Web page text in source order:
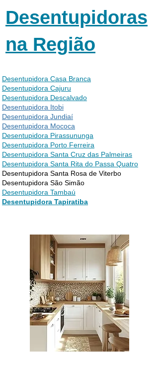
Desentupidoras
na Região
Desentupidora Casa Branca
Desentupidora Cajuru
Desentupidora Descalvado
Desentupidora Itobi
Desentupidora Jundiaí
Desentupidora Mococa
Desentupidora Pirassununga
Desentupidora Porto Ferreira
Desentupidora Santa Cruz das Palmeiras
Desentupidora Santa Rita do Passa Quatro
Desentupidora Santa Rosa de Viterbo
Desentupidora São Simão
Desentupidora Tambaú
Desentupidora Tapiratiba